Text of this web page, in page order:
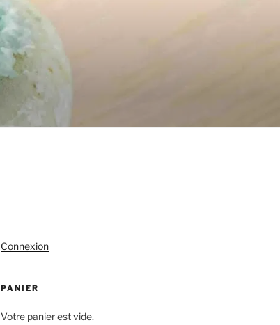
Connexion
PANIER
Votre panier est vide.